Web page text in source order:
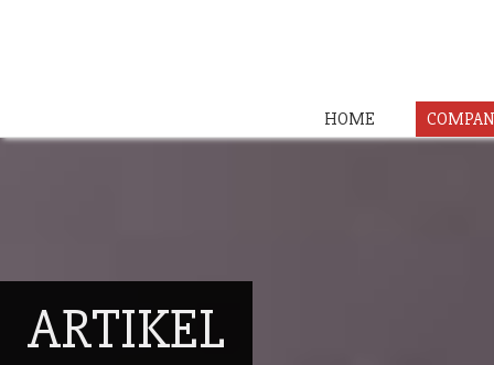
HOME
ARTIKEL